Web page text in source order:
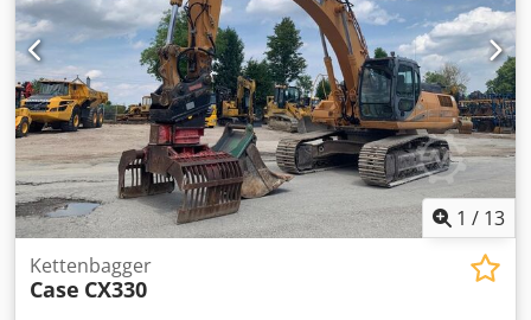
1 / 13
Kettenbagger
Case CX330